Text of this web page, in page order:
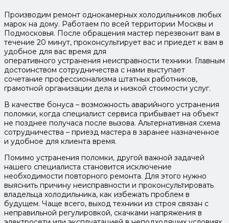
Производим ремонт однокамерных холодильников любых
марок на дому. Работаем по всей территории Москвы и
Подмосковья. После обращения мастер перезвонит вам в
течение 20 минут, проконсультирует вас и приедет к вам в
удобное для вас время для
оперативного устранения неисправности техники. Главным
достоинством сотрудничества с нами выступает
сочетание профессионализма штатных работников,
грамотной организации дела и низкой стоимости услуг.
В качестве бонуса – возможность аварийного устранения
поломки, когда специалист сервиса прибывает на объект
не позднее получаса после вызова. Альтернативная схема
сотрудничества – приезд мастера в заранее назначенное
и удобное для клиента время.
Помимо устранения поломки, другой важной задачей
нашего специалиста становится исключение
необходимости повторного ремонта. Для этого нужно
выяснить причину неисправности и проконсультировать
владельца холодильника, как избежать проблем в
будущем. Чаще всего, выход техники из строя связан с
неправильной регулировкой, скачками напряжения в